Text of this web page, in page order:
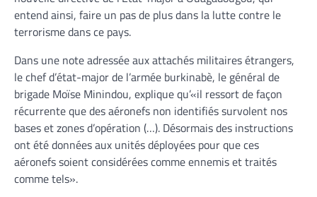
entend ainsi, faire un pas de plus dans la lutte contre le
terrorisme dans ce pays.
Dans une note adressée aux attachés militaires étrangers,
le chef d’état-major de l’armée burkinabè, le général de
brigade Moïse Minindou, explique qu’«il ressort de façon
récurrente que des aéronefs non identifiés survolent nos
bases et zones d’opération (…). Désormais des instructions
ont été données aux unités déployées pour que ces
aéronefs soient considérées comme ennemis et traités
comme tels».